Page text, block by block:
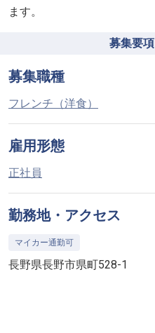
ます。
募集要項
募集職種
フレンチ（洋食）
雇用形態
正社員
勤務地・アクセス
マイカー通勤可
長野県長野市県町528-1